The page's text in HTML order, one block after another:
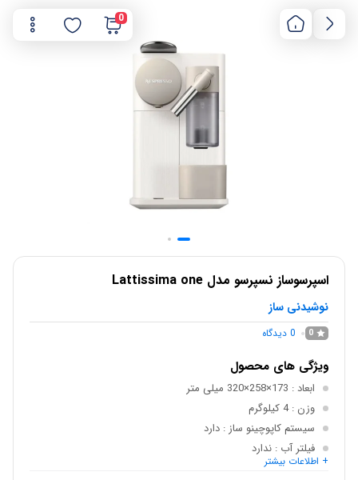
0
اسپرسوساز نسپرسو مدل Lattissima one
نوشیدنی ساز
0
0 دیدگاه
ویژگی های محصول
ابعاد: 173×258×320 میلی متر
وزن : 4 کیلوگرم
سیستم کاپوچینو ساز : دارد
فیلتر آب : ندارد
قابلیت تولید کف شیر
+ اطلاعات بیشتر